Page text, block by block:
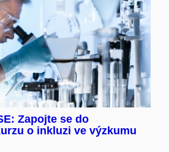
Zapojte se do
o inkluzi ve výzkumu